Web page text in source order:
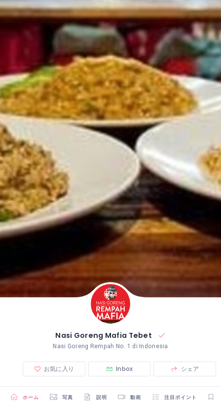
Nasi Goreng Mafia Tebet
Nasi Goreng Rempah No. 1 di Indonesia
お気に入り Inbox シェア
ホーム 写真 説明 動画 注目ポイント